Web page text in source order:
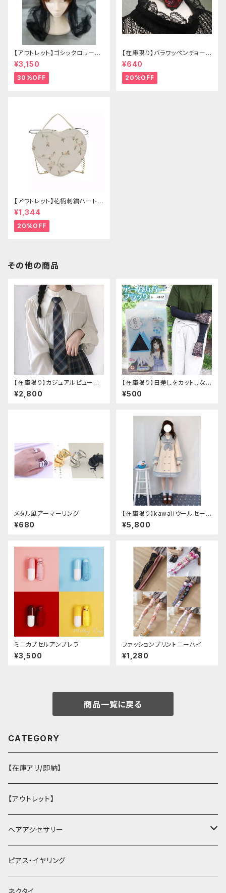
【アウトレット】ゴシックロリータ
ゴールドクラウン＆ホーン(ヴェ
ール付き)
¥3,150
30%OFF
【在庫限り】バラワッペンチョーカ
ー
¥640
20%OFF
【アウトレット】花柄刺繍ハートバ
ッグ
¥1,344
20%OFF
その他の商品
【在庫限り】カジュアルピューリ
タンカラープレッピーブラウス
¥2,800
【在庫限り】日差しをカットしな
がら手元もオシャレに♪ UVア
ームカバー ブラック レース
¥500
メタル風アーマーリング
¥680
【在庫限り】kawaiiウールセーラ
ージャケット(胸元リボン付き) M
サイズ
¥5,800
ミニカプセルアンブレラ
¥3,500
ファッションプリントニーハイ
¥1,280
商品一覧に戻る
CATEGORY
【在庫アリ/即納】
【アウトレット】
ヘアアクセサリー
ヘアクリップ
ヘッドドレス・カチューシャ
ピアス・イヤリング
ネクタイ